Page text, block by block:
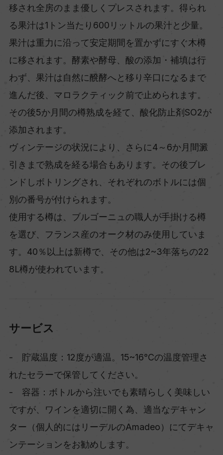
移され全房のまま優しくプレスされます。得られ
る果汁は1トン当たり600リットルの果汁と少量。
果汁は重力に沿って安定期間を置かずにすぐ木樽
に移されます。酵素や酵母、酸の添加・補填は行
わず、果汁は自然に醗酵へと移り辛口になるまで
進んだ後、マロラクティック前で止められます。
その後5か月間の樽熟成を経て、酸化防止剤SO2が
添加されます。
ヴィンテージの状況により、さらに4～6か月間澱
引きまで熟成を経る場合もあります。その後ブレ
ンドしボトリングされ、それぞれのボトルには個
別の番号が付けられます。
使用する樽は、ブルゴーニュの職人が手掛ける樽
を選び、フランス産のオーク材のみ使用していま
す。40％以上は新樽で、その他は2~3年落ちの22
8L樽が使われています。
サービス
- 貯蔵温度：12度が適温。15~16℃の温度管理さ
れたセラーで保管してください。
- 容器：ボトルから注いでも素晴らしく美味しい
ですが、ワインを適切に開く為、適当なデキャン
ター（個人的にはリーデルのAmadeo）にてデキャ
ンテーションをお勧めします。